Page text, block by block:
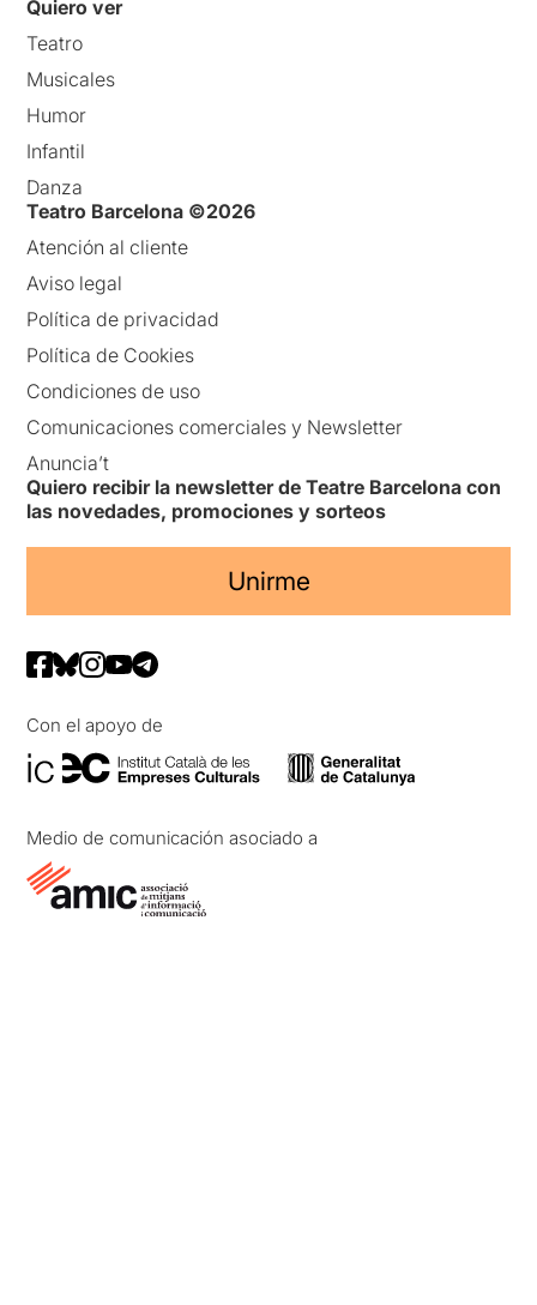
Quiero ver
Teatro
Musicales
Humor
Infantil
Danza
Teatro Barcelona ©2026
Atención al cliente
Aviso legal
Política de privacidad
Política de Cookies
Condiciones de uso
Comunicaciones comerciales y Newsletter
Anuncia’t
Quiero recibir la newsletter de Teatre Barcelona con
las novedades, promociones y sorteos
Unirme
Con el apoyo de
Medio de comunicación asociado a